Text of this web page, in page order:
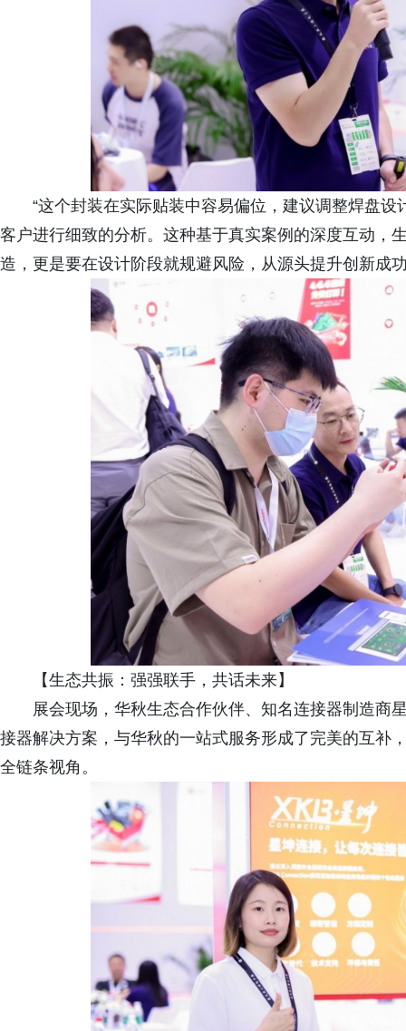
“这个封装在实际贴装中容易偏位，建议调整焊盘
客户进行细致的分析。这种基于真实案例的深度互动
造，更是要在设计阶段就规避风险，从源头提升创新成
【生态共振：强强联手，共话未来】
展会现场，华秋生态合作伙伴、知名连接器制造商
接器解决方案，与华秋的一站式服务形成了完美的互补
全链条视角。